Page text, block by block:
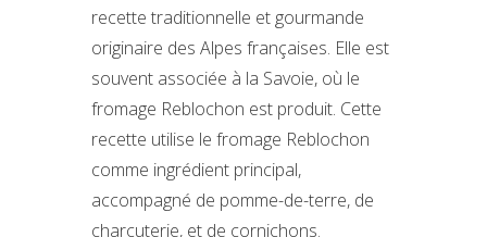
recette traditionnelle et gourmande
originaire des Alpes françaises. Elle est
souvent associée à la Savoie, où le
fromage Reblochon est produit. Cette
recette utilise le fromage Reblochon
comme ingrédient principal,
accompagné de pomme-de-terre, de
charcuterie, et de cornichons.